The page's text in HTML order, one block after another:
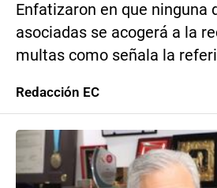
Enfatizaron en que ninguna
asociadas se acogerá a la
multas como señala la
Redacción EC